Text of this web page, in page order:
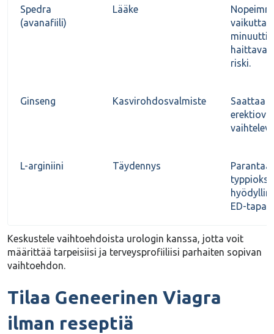
Spedra
(avanafiili)
Lääke
riski.
Ginseng Kasvirohdosvalmiste
Saattaa
L-arginiini Täydennys
Parantaa
ED-
Keskustele vaihtoehdoista urologin kanssa, jotta voit
määrittää tarpeisiisi ja terveysprofiiliisi parhaiten sopivan
vaihtoehdon.
Tilaa Geneerinen Viagra
ilman reseptiä